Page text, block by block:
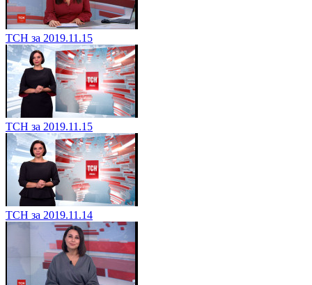
ТСН за 2019.11.15
ТСН за 2019.11.15
ТСН за 2019.11.14